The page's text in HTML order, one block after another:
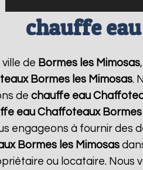
chauffe
ville de Bormes les Mimosas
Bormes les Mimosas.
de chauffe eau
eau Chaffoteaux
engageons à fournir des
Bormes les Mimosas
ou locataire. Nous